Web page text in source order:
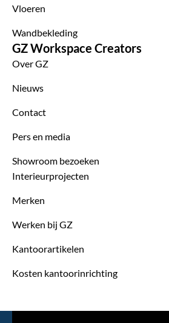
Vloeren
Wandbekleding
GZ Workspace Creators
Over GZ
Nieuws
Contact
Pers en media
Showroom bezoeken
Interieurprojecten
Merken
Werken bij GZ
Kantoorartikelen
Kosten kantoorinrichting